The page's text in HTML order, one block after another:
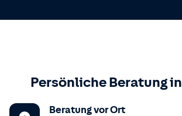
Persönliche Beratung in
Beratung vor Ort